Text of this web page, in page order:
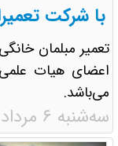
با شرکت
تعمیر مبلمان
اعضای هیات
می‌باشد.
سه‌شنبه ۶ مرداد ۱۴۰۵